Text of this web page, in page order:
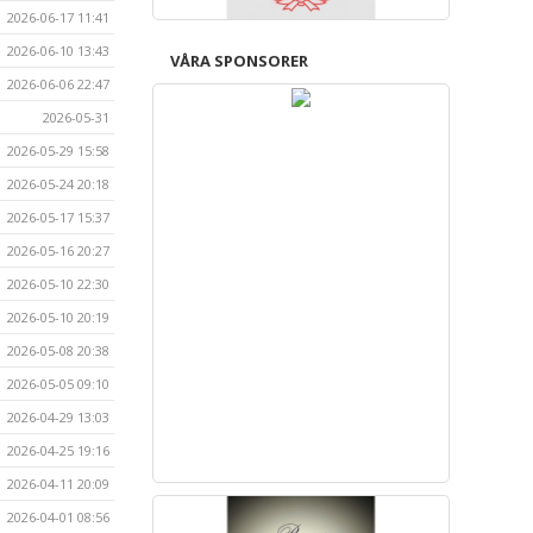
2026-06-17 11:41
2026-06-10 13:43
2026-06-06 22:47
2026-05-31
2026-05-29 15:58
2026-05-24 20:18
2026-05-17 15:37
2026-05-16 20:27
2026-05-10 22:30
2026-05-10 20:19
2026-05-08 20:38
2026-05-05 09:10
2026-04-29 13:03
2026-04-25 19:16
2026-04-11 20:09
2026-04-01 08:56
VÅRA SPONSORER